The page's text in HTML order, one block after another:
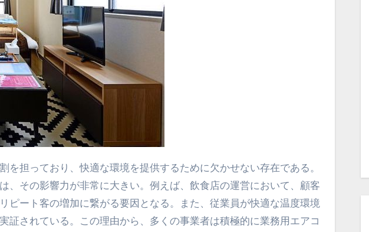
を担っており、快適な環境を提供するために欠かせない存在である。
、その影響力が非常に大きい。例えば、飲食店の運営において、顧客
ピート客の増加に繋がる要因となる。また、従業員が快適な温度環境
証されている。この理由から、多くの事業者は積極的に業務用エアコ